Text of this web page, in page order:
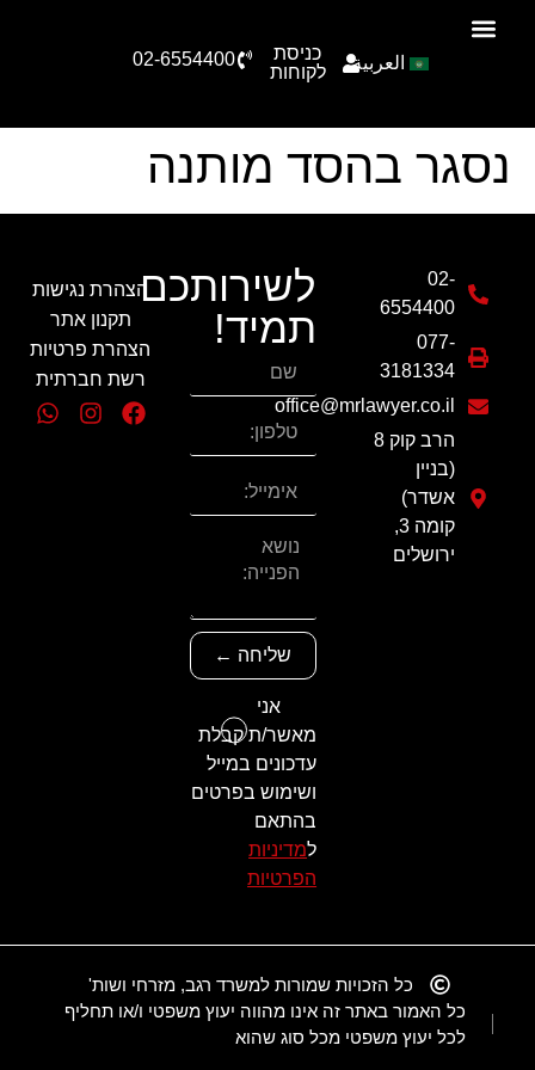
العربية
כניסת
לקוחות
02-6554400
נסגר בהסד מותנה
לשירותכם
תמיד!
אני
מאשר/ת קבלת
עדכונים במייל
ושימוש בפרטים
בהתאם
למדיניות
הפרטיות
שליחה ←
הצהרת נגישות
תקנון אתר
הצהרת פרטיות
רשת חברתית
02-
6554400
077-
3181334
office@mrlawyer.co.il
הרב קוק 8
(בניין
אשדר)
קומה 3,
ירושלים
כל הזכויות שמורות למשרד רגב, מזרחי ושות'
כל האמור באתר זה אינו מהווה יעוץ משפטי ו/או תחליף
לכל יעוץ משפטי מכל סוג שהוא